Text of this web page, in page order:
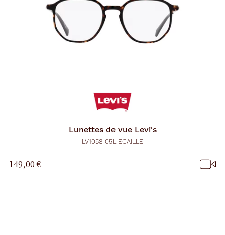
Lunettes de vue Levi's
LV1058 05L ECAILLE
149,00 €